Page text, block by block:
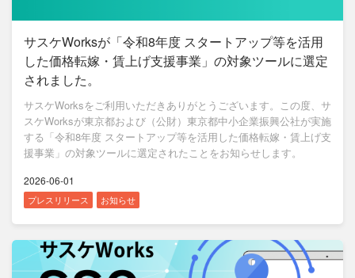
サスケWorksが「令和8年度 スタートアップ等を活用
した価格転嫁・賃上げ支援事業」の対象ツールに選定
されました。
サスケWorksをご利用いただきありがとうございます。この度、サ
スケWorksが東京都および（公財）東京都中小企業振興公社が実施
する「令和8年度 スタートアップ等を活用した価格転嫁・賃上げ支
援事業」の対象ツールに選定されたことをお知らせします。
2026-06-01
プレスリリース お知らせ